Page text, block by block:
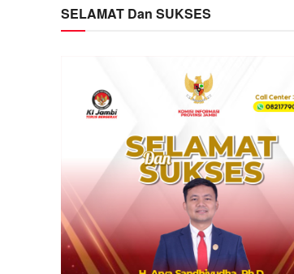
SELAMAT Dan SUKSES